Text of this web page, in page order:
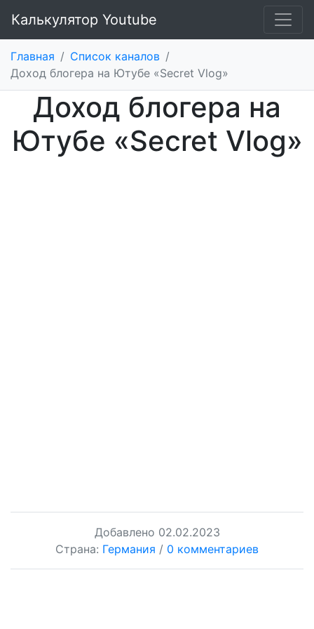
Калькулятор Youtube
Главная / Список каналов /
Доход блогера на Ютубе «Secret Vlog»
Доход блогера на
Ютубе «Secret Vlog»
Добавлено 02.02.2023
Страна: Германия / 0 комментариев